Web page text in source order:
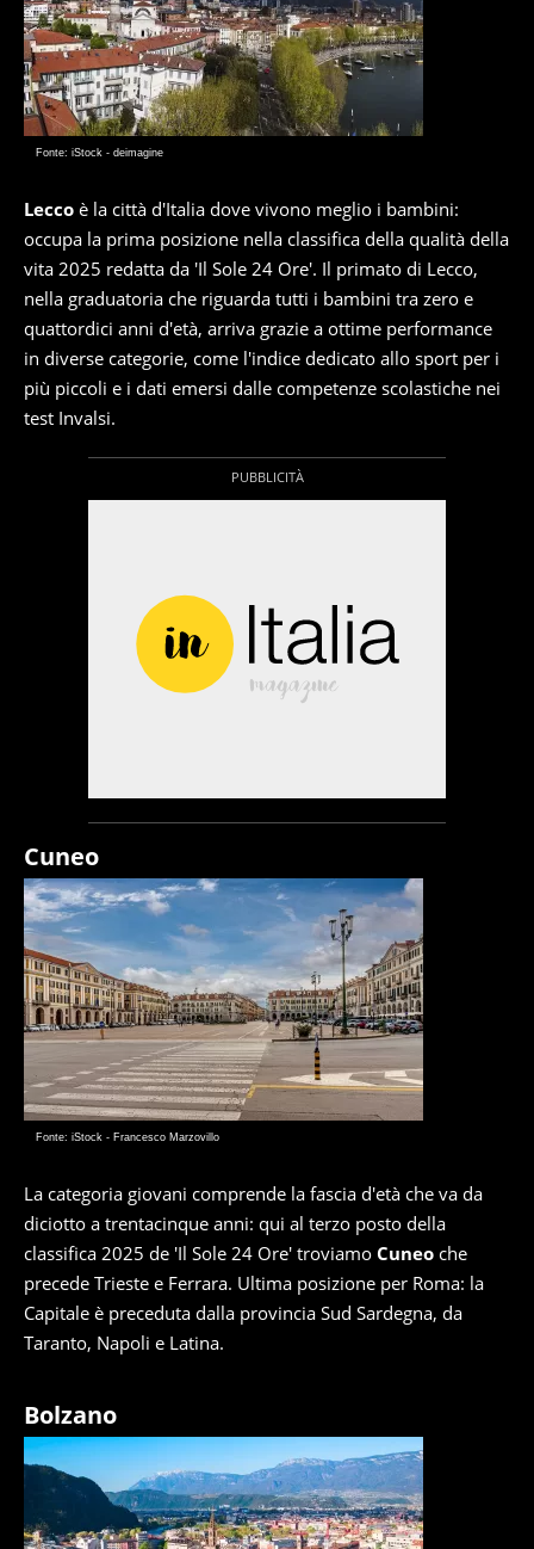
Fonte: iStock - deimagine
Lecco è la città d'Italia dove vivono meglio i bambini:
occupa la prima posizione nella classifica della qualità della
vita 2025 redatta da 'Il Sole 24 Ore'. Il primato di Lecco,
nella graduatoria che riguarda tutti i bambini tra zero e
quattordici anni d'età, arriva grazie a ottime performance
in diverse categorie, come l'indice dedicato allo sport per i
più piccoli e i dati emersi dalle competenze scolastiche nei
test Invalsi.
Cuneo
Fonte: iStock - Francesco Marzovillo
La categoria giovani comprende la fascia d'età che va da
diciotto a trentacinque anni: qui al terzo posto della
classifica 2025 de 'Il Sole 24 Ore' troviamo Cuneo che
precede Trieste e Ferrara. Ultima posizione per Roma: la
Capitale è preceduta dalla provincia Sud Sardegna, da
Taranto, Napoli e Latina.
Bolzano